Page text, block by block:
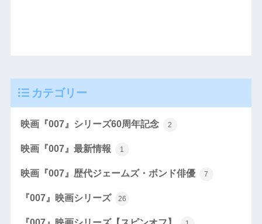
カテゴリー
映画『007』シリーズ60周年記念 2
映画『007』最新情報 1
映画『007』歴代ジェームズ・ボンド俳優 7
『007』映画シリーズ 26